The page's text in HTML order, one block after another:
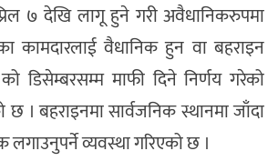
७ देखि लागू हुने गरी अवैधानिकरुपमा
कामदारलाई वैधानिक हुन वा बहराइन
डिसेम्बरसम्म माफी दिने निर्णय गरेको
। बहराइनमा सार्वजनिक स्थानमा जाँदा
लगाउनुपर्ने व्यवस्था गरिएको छ ।